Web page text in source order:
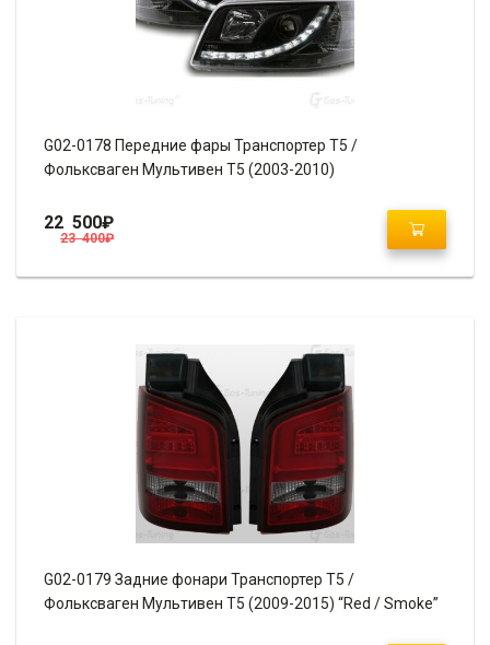
G02-0178 Передние фары Транспортер Т5 /
Фольксваген Мультивен Т5 (2003-2010)
23 400₽
22 500₽
G02-0179 Задние фонари Транспортер Т5 /
Фольксваген Мультивен Т5 (2009-2015) “Red / Smoke”